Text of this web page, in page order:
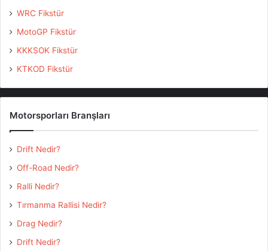
WRC Fikstür
MotoGP Fikstür
KKKSOK Fikstür
KTKOD Fikstür
Motorsporları Branşları
Drift Nedir?
Off-Road Nedir?
Ralli Nedir?
Tırmanma Rallisi Nedir?
Drag Nedir?
Drift Nedir?